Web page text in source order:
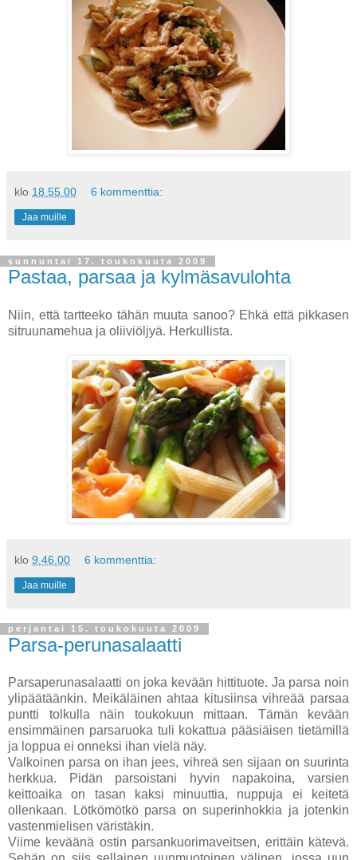
klo 18.55.00 6 kommenttia:
Jaa muille
sunnuntai 17. toukokuuta 2009
Pastaa, parsaa ja kylmäsavulohta
Niin, että tartteeko tähän muuta sanoo? Ehkä että pikkasen
sitruunamehua ja oliiviöljyä. Herkullista.
klo 9.46.00 6 kommenttia:
Jaa muille
perjantai 15. toukokuuta 2009
Parsa-perunasalaatti
Parsaperunasalaatti on joka kevään hittituote. Ja parsa noin
ylipäätäänkin. Meikäläinen ahtaa kitusiinsa vihreää parsaa
puntti tolkulla näin toukokuun mittaan. Tämän kevään
ensimmäinen parsaruoka tuli kokattua pääsiäisen tietämillä
ja loppua ei onneksi ihan vielä näy.
Valkoinen parsa on ihan jees, vihreä sen sijaan on suurinta
herkkua. Pidän parsoistani hyvin napakoina, varsien
keittoaika on tasan kaksi minuuttia, nuppuja ei keitetä
ollenkaan. Lötkömötkö parsa on superinhokkia ja jotenkin
vastenmielisen väristäkin.
Viime keväänä ostin parsankuorimaveitsen, erittäin kätevä.